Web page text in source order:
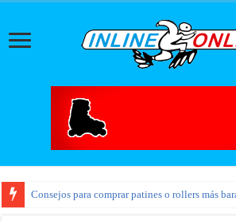
Consejos para comprar patines o rollers más